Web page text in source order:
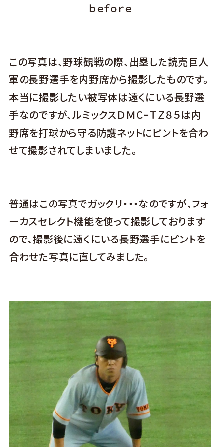
ｂｅｆｏｒｅ
この写真は、野球観戦の際、出塁した読売巨人
軍の長野選手を内野席から撮影したものです。
本当に撮影したい被写体は遠くにいる長野選
手なのですが、ルミックスＤＭＣｰＴＺ８５は内
野席を打球から守る防護ネットにピントを合わ
せて撮影されてしまいました。
普通はこの写真でガックリ・・・なのですが、フォ
ーカスセレクト機能を使って撮影しております
ので、撮影後に遠くにいる長野選手にピントを
合わせた写真に直してみました。